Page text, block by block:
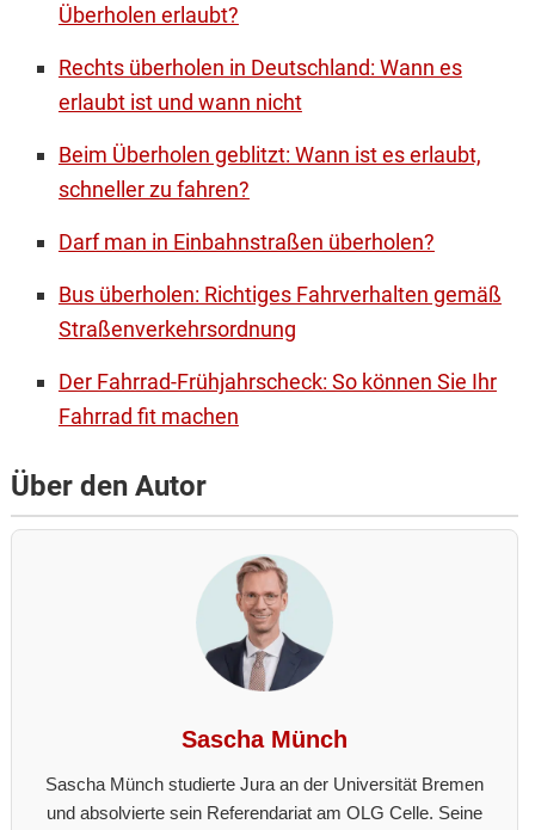
Überholen erlaubt?
Rechts überholen in Deutschland: Wann es
erlaubt ist und wann nicht
Beim Überholen geblitzt: Wann ist es erlaubt,
schneller zu fahren?
Darf man in Einbahnstraßen überholen?
Bus überholen: Richtiges Fahrverhalten gemäß
Straßenverkehrsordnung
Der Fahrrad-Frühjahrscheck: So können Sie Ihr
Fahrrad fit machen
Über den Autor
Sascha Münch
Sascha Münch studierte Jura an der Universität Bremen
und absolvierte sein Referendariat am OLG Celle. Seine